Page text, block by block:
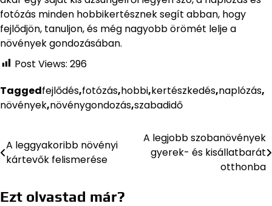
fotózás minden hobbikertésznek segít abban, hogy
fejlődjön, tanuljon, és még nagyobb örömét lelje a
növények gondozásában.
Post Views: 296
Taggedfejlődés,fotózás,hobbi,kertészkedés,naplózás,
növények,növénygondozás,szabadidő
Bejegyzés
navigáció
A leggyakoribb növényi
kártevők felismerése
A legjobb szobanövények
gyerek- és kisállatbarát
otthonba
Ezt olvastad már?